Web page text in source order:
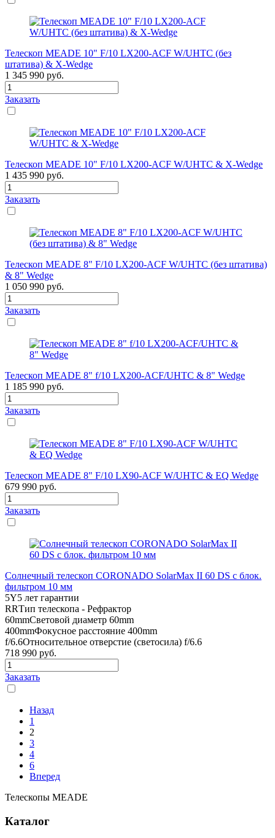
Телескоп MEADE 10" F/10 LX200-ACF W/UHTC (без
штатива) & X-Wedge
1 345 990 руб.
Заказать
Телескоп MEADE 10" F/10 LX200-ACF W/UHTC & X-Wedge
1 435 990 руб.
Заказать
Телескоп MEADE 8" F/10 LX200-ACF W/UHTC (без штатива)
& 8" Wedge
1 050 990 руб.
Заказать
Телескоп MEADE 8" f/10 LX200-ACF/UHTC & 8" Wedge
1 185 990 руб.
Заказать
Телескоп MEADE 8" F/10 LX90-ACF W/UHTC & EQ Wedge
679 990 руб.
Заказать
Солнечный телескоп CORONADO SolarMax II 60 DS с блок.
фильтром 10 мм
5Y5 лет гарантии
RRТип телескопа - Рефрактор
60mmСветовой диаметр 60mm
400mmФокусное расстояние 400mm
f/6.6Относительное отверстие (светосила) f/6.6
718 990 руб.
Заказать
Назад
1
2
3
4
6
Вперед
Телескопы MEADE
Каталог